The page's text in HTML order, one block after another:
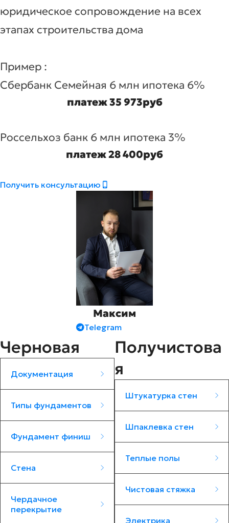
юридическое сопровождение на всех
этапах строительства дома
Пример :
Сбербанк Семейная 6 млн ипотека 6%
платеж 35 973руб
Россельхоз банк 6 млн ипотека 3%
платеж 28 400руб
Получить консультацию
Максим
Telegram
Черновая
Документация
Документация
Подготовка генплана.
Отчет по геологии.
Типы фундаментов
Типы
Фундамент финиш
Стена
Чердачное
перекрытие
Получистова
я
Штукатурка стен
Штукатурка
стен
Шпаклевка стен
Теплые полы
Чистовая стяжка
Электрика